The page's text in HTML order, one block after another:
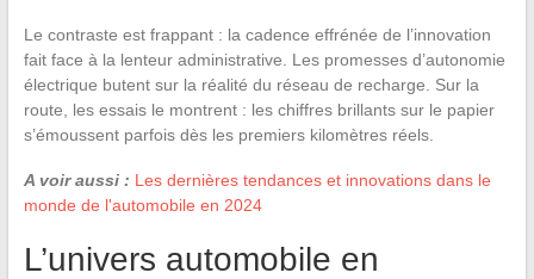
Le contraste est frappant : la cadence effrénée de l’innovation
fait face à la lenteur administrative. Les promesses d’autonomie
électrique butent sur la réalité du réseau de recharge. Sur la
route, les essais le montrent : les chiffres brillants sur le papier
s’émoussent parfois dès les premiers kilomètres réels.
A voir aussi : Les dernières tendances et innovations dans le
monde de l'automobile en 2024
L’univers automobile en